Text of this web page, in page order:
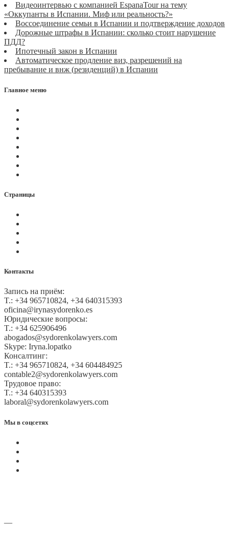
Видеоинтервью с компанией EspanaTour на тему
«Оккупанты в Испании. Миф или реальность?»
Воссоединение семьи в Испании и подтверждение доходов
Дорожные штрафы в Испании: сколько стоит нарушение
ПДД?
Ипотечный закон в Испании
Автоматическое продление виз, разрешений на
пребывание и внж (резиденций) в Испании
Главное меню
Страницы
Контакты
Запись на приём:
T.: +34 965710824, +34 640315393
oficina@irynasydorenko.es
Юридические вопросы:
T.: +34 625906496
abogados@sydorenkolawyers.com
Skype: Iryna.lopatko
Консалтинг:
T.: +34 965710824, +34 604484925
contable2@sydorenkolawyers.com
Трудовое право:
T.: +34 640315393
laboral@sydorenkolawyers.com
Мы в соцсетях
—